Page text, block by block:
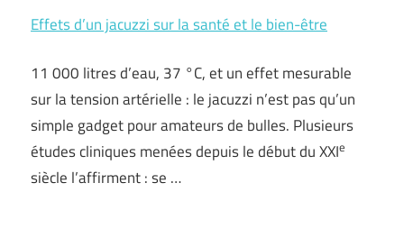
Effets d’un jacuzzi sur la santé et le bien-être
11 000 litres d’eau, 37 °C, et un effet mesurable
sur la tension artérielle : le jacuzzi n’est pas qu’un
simple gadget pour amateurs de bulles. Plusieurs
études cliniques menées depuis le début du XXIe
siècle l’affirment : se …